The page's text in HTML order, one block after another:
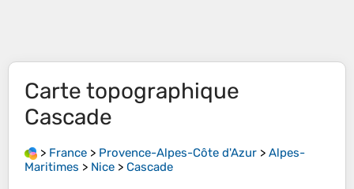
Carte topographique
Cascade
> France > Provence-Alpes-Côte d'Azur > Alpes-
Maritimes > Nice > Cascade